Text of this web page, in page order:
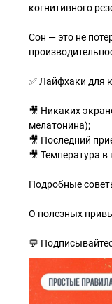
когнитивного
Сон — это не
✅ Лайфхаки для
🎥 Никаких
мелатонина);
🎥 Последний
🎥 Температура в
Подробные
О полезных
💬